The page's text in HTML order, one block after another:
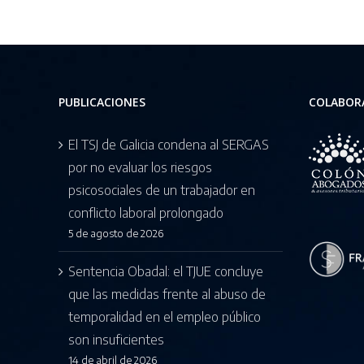
PUBLICACIONES
El TSJ de Galicia condena al SERGAS
por no evaluar los riesgos
psicosociales de un trabajador en
conflicto laboral prolongado
5 de agosto de 2026
Sentencia Obadal: el TJUE concluye
que las medidas frente al abuso de
temporalidad en el empleo público
son insuficientes
14 de abril de 2026